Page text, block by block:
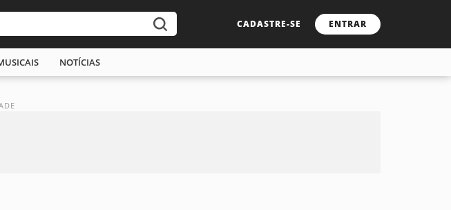
CADASTRE-SE ENTRAR
NOTÍCIAS